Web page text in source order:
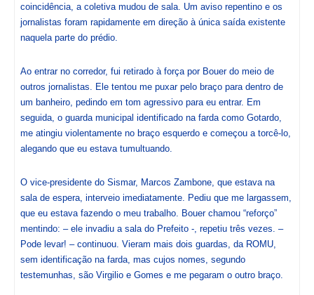
coincidência, a coletiva mudou de sala. Um aviso repentino e os
jornalistas foram rapidamente em direção à única saída existente
naquela parte do prédio.
Ao entrar no corredor, fui retirado à força por Bouer do meio de
outros jornalistas. Ele tentou me puxar pelo braço para dentro de
um banheiro, pedindo em tom agressivo para eu entrar. Em
seguida, o guarda municipal identificado na farda como Gotardo,
me atingiu violentamente no braço esquerdo e começou a torcê-lo,
alegando que eu estava tumultuando.
O vice-presidente do Sismar, Marcos Zambone, que estava na
sala de espera, interveio imediatamente. Pediu que me largassem,
que eu estava fazendo o meu trabalho. Bouer chamou “reforço”
mentindo: – ele invadiu a sala do Prefeito -, repetiu três vezes. –
Pode levar! – continuou. Vieram mais dois guardas, da ROMU,
sem identificação na farda, mas cujos nomes, segundo
testemunhas, são Virgilio e Gomes e me pegaram o outro braço.